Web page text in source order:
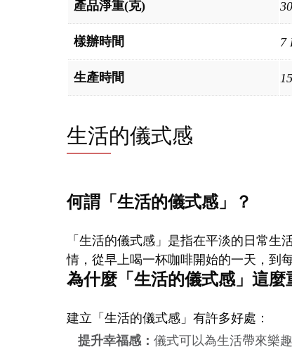
產品淨重(克)
樣辦時間 7
生產時間
生活的儀式感
何謂「生活的儀式感」？
「生活的儀式感」是指在平淡的日常
情，從早上喝一杯咖啡開始的一天，到
為什麼「生活的儀式感」這麼
建立「生活的儀式感」有許多好處：
提升幸福感： 儀式可以為生活帶來樂